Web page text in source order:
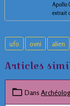
Apollo
extrait
ufo ovni alien
Articles
Dans